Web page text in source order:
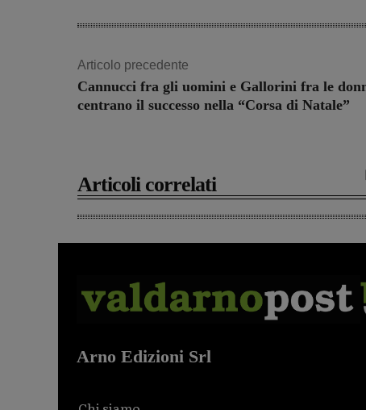
Articolo precedente
Cannucci fra gli uomini e Gallorini fra le
centrano il successo nella “Corsa di Natale”
Articoli correlati
Arno Edizioni Srl